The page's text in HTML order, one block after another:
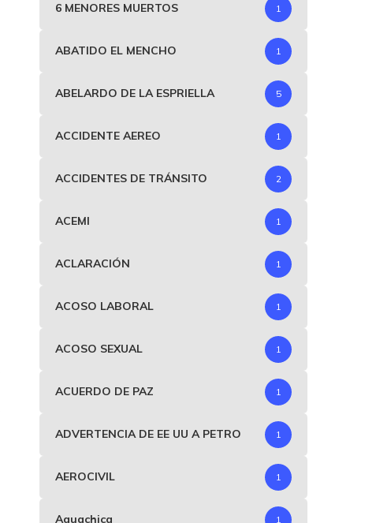
6 MENORES MUERTOS 1
ABATIDO EL MENCHO 1
ABELARDO DE LA ESPRIELLA 5
ACCIDENTE AEREO 1
ACCIDENTES DE TRÁNSITO 2
ACEMI 1
ACLARACIÓN 1
ACOSO LABORAL 1
ACOSO SEXUAL 1
ACUERDO DE PAZ 1
ADVERTENCIA DE EE UU A PETRO 1
AEROCIVIL 1
Aguachica 1